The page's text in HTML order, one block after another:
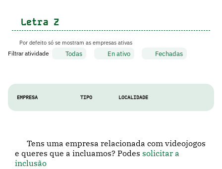
Letra Z
Por defeito só se mostram as empresas ativas
Filtrar atividade Todas En ativo Fechadas
EMPRESA TIPO LOCALIDADE
Tens uma empresa relacionada com videojogos
e queres que a incluamos? Podes solicitar a
inclusão